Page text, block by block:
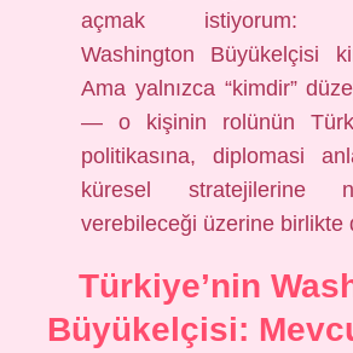
açmak istiyorum:
Washington Büyükelçisi
Ama yalnızca “kimdir”
— o kişinin rolünün
politikasına, diplomasi
küresel stratejilerine
verebileceği üzerine birlikte
Türkiye’nin
Büyükelçisi: